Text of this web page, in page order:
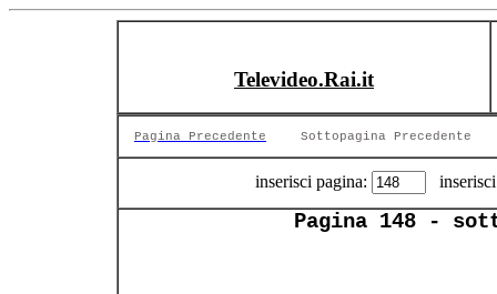
Televideo.Rai.it
Pagina Precedente Sottopagina Precedente
inserisci pagina:
Pagina 148 -